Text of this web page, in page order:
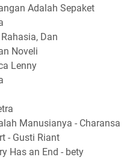
Adalah Sepaket
Dan
Noveli
Lenny
Manusianya - Charansa
- Gusti Riant
Has an End - bety